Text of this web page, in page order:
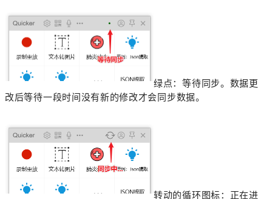
绿点：等待同步。 数据更
改后等待一段时间没有新的修改才会同步数据。
转动的循环图标：正在进